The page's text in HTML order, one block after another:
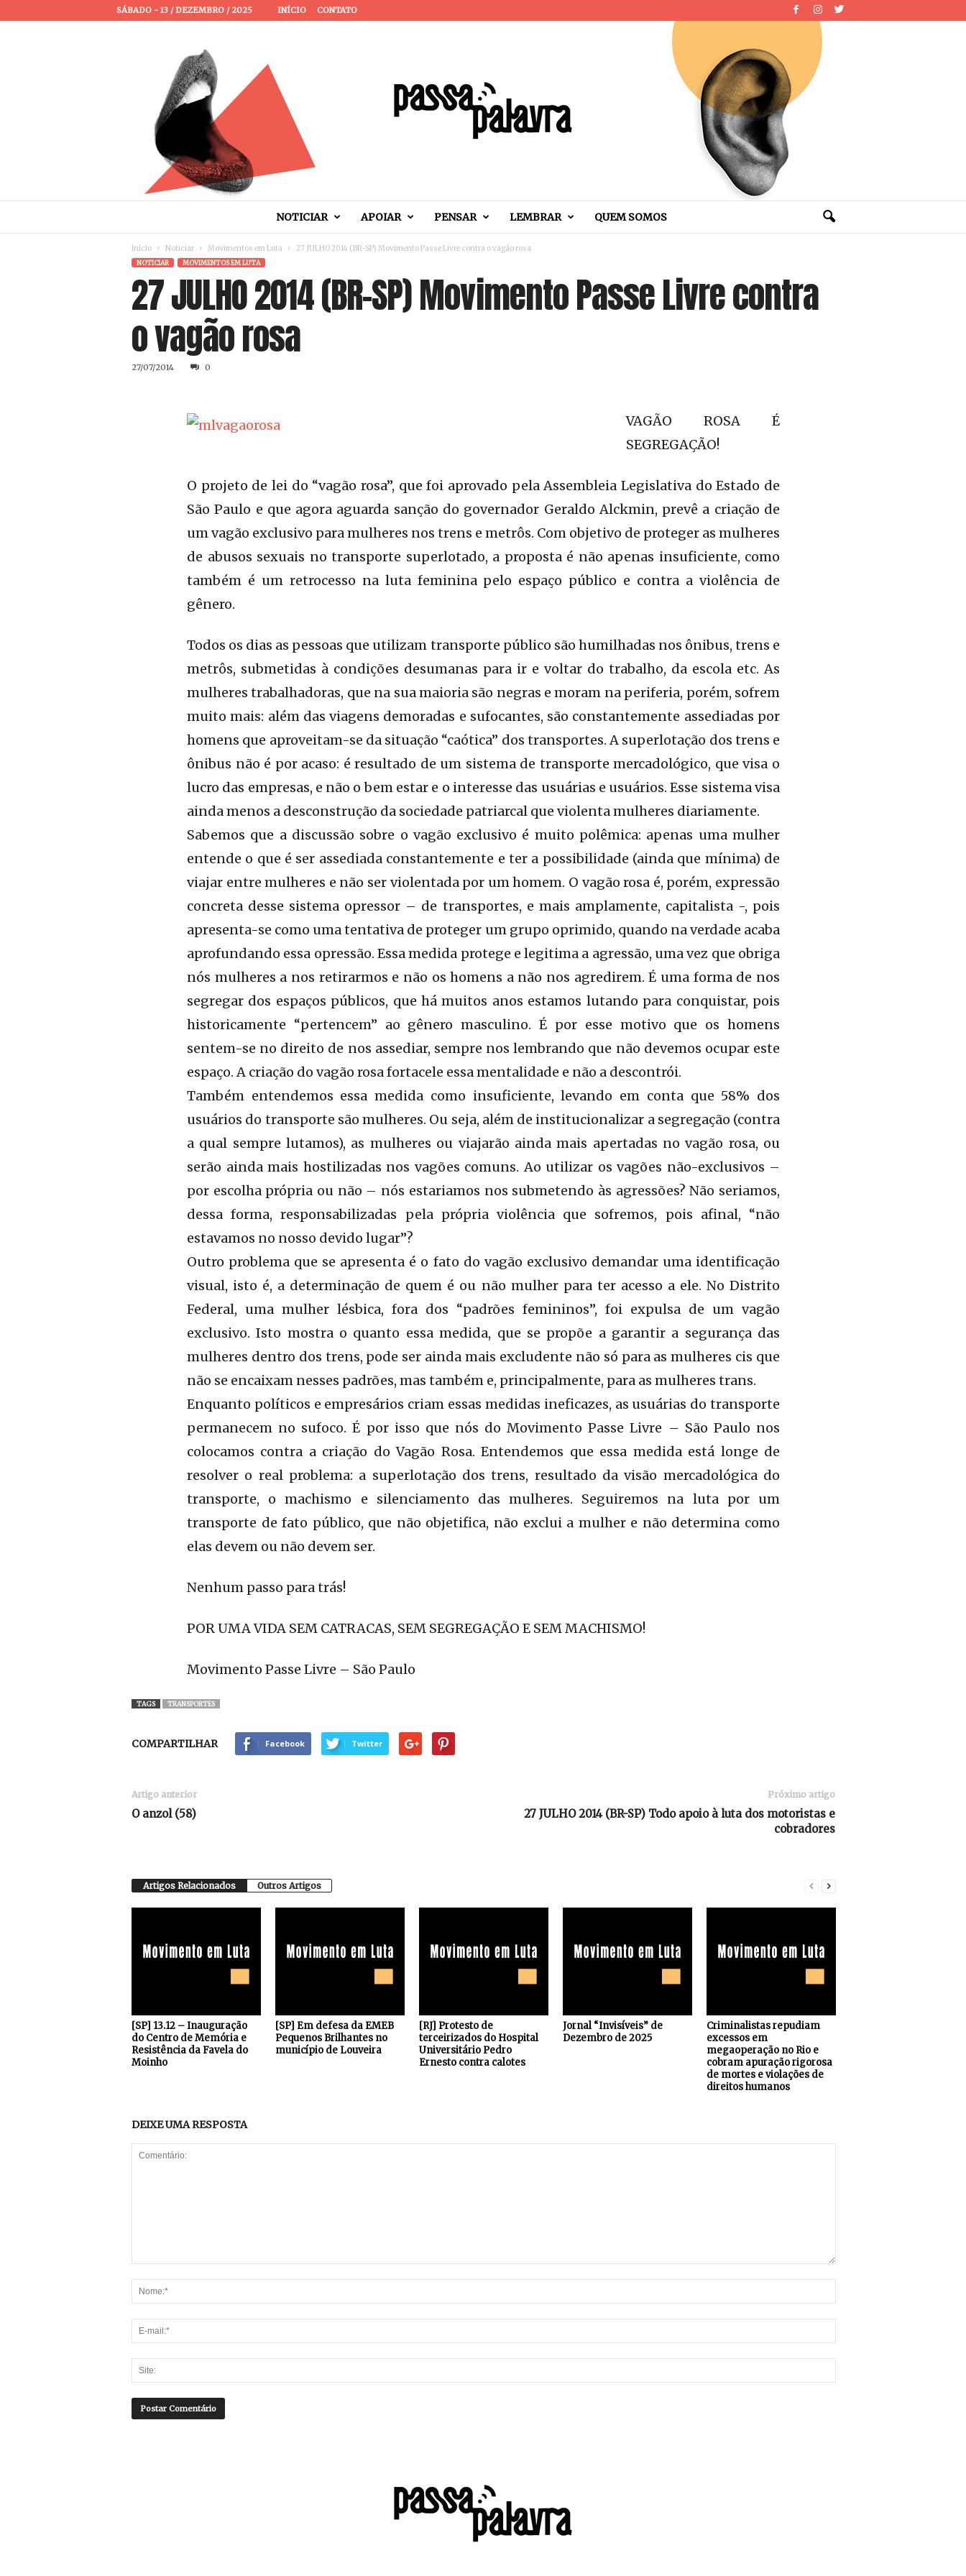
SÁBADO - 13 / DEZEMBRO / 2025 INÍCIO CONTATO
NOTICIAR APOIAR PENSAR LEMBRAR QUEM SOMOS
Início Noticiar Movimentos em Luta 27 JULHO 2014 (BR-SP) Movimento Passe Livre contra o vagão rosa
NOTICIAR MOVIMENTOS EM LUTA
27 JULHO 2014 (BR-SP) Movimento Passe Livre contra
o vagão rosa
27/07/2014 0
VAGÃO ROSA É
SEGREGAÇÃO!
O projeto de lei do “vagão rosa”, que foi aprovado pela Assembleia Legislativa do Estado de
São Paulo e que agora aguarda sanção do governador Geraldo Alckmin, prevê a criação de
um vagão exclusivo para mulheres nos trens e metrôs. Com objetivo de proteger as mulheres
de abusos sexuais no transporte superlotado, a proposta é não apenas insuficiente, como
também é um retrocesso na luta feminina pelo espaço público e contra a violência de
gênero.
Todos os dias as pessoas que utilizam transporte público são humilhadas nos ônibus, trens e
metrôs, submetidas à condições desumanas para ir e voltar do trabalho, da escola etc. As
mulheres trabalhadoras, que na sua maioria são negras e moram na periferia, porém, sofrem
muito mais: além das viagens demoradas e sufocantes, são constantemente assediadas por
homens que aproveitam-se da situação “caótica” dos transportes. A superlotação dos trens e
ônibus não é por acaso: é resultado de um sistema de transporte mercadológico, que visa o
lucro das empresas, e não o bem estar e o interesse das usuárias e usuários. Esse sistema visa
ainda menos a desconstrução da sociedade patriarcal que violenta mulheres diariamente.
Sabemos que a discussão sobre o vagão exclusivo é muito polêmica: apenas uma mulher
entende o que é ser assediada constantemente e ter a possibilidade (ainda que mínima) de
viajar entre mulheres e não ser violentada por um homem. O vagão rosa é, porém, expressão
concreta desse sistema opressor – de transportes, e mais amplamente, capitalista -, pois
apresenta-se como uma tentativa de proteger um grupo oprimido, quando na verdade acaba
aprofundando essa opressão. Essa medida protege e legitima a agressão, uma vez que obriga
nós mulheres a nos retirarmos e não os homens a não nos agredirem. É uma forma de nos
segregar dos espaços públicos, que há muitos anos estamos lutando para conquistar, pois
historicamente “pertencem” ao gênero masculino. É por esse motivo que os homens
sentem-se no direito de nos assediar, sempre nos lembrando que não devemos ocupar este
espaço. A criação do vagão rosa fortacele essa mentalidade e não a descontrói.
Também entendemos essa medida como insuficiente, levando em conta que 58% dos
usuários do transporte são mulheres. Ou seja, além de institucionalizar a segregação (contra
a qual sempre lutamos), as mulheres ou viajarão ainda mais apertadas no vagão rosa, ou
serão ainda mais hostilizadas nos vagões comuns. Ao utilizar os vagões não-exclusivos –
por escolha própria ou não – nós estariamos nos submetendo às agressões? Não seriamos,
dessa forma, responsabilizadas pela própria violência que sofremos, pois afinal, “não
estavamos no nosso devido lugar”?
Outro problema que se apresenta é o fato do vagão exclusivo demandar uma identificação
visual, isto é, a determinação de quem é ou não mulher para ter acesso a ele. No Distrito
Federal, uma mulher lésbica, fora dos “padrões femininos”, foi expulsa de um vagão
exclusivo. Isto mostra o quanto essa medida, que se propõe a garantir a segurança das
mulheres dentro dos trens, pode ser ainda mais excludente não só para as mulheres cis que
não se encaixam nesses padrões, mas também e, principalmente, para as mulheres trans.
Enquanto políticos e empresários criam essas medidas ineficazes, as usuárias do transporte
permanecem no sufoco. É por isso que nós do Movimento Passe Livre – São Paulo nos
colocamos contra a criação do Vagão Rosa. Entendemos que essa medida está longe de
resolver o real problema: a superlotação dos trens, resultado da visão mercadológica do
transporte, o machismo e silenciamento das mulheres. Seguiremos na luta por um
transporte de fato público, que não objetifica, não exclui a mulher e não determina como
elas devem ou não devem ser.
Nenhum passo para trás!
POR UMA VIDA SEM CATRACAS, SEM SEGREGAÇÃO E SEM MACHISMO!
Movimento Passe Livre – São Paulo
TAGS TRANSPORTES
COMPARTILHAR Facebook Twitter
Artigo anterior
O anzol (58)
Próximo artigo
27 JULHO 2014 (BR-SP) Todo apoio à luta dos motoristas e
cobradores
Artigos Relacionados Outros Artigos
[SP] 13.12 – Inauguração
do Centro de Memória e
Resistência da Favela do
Moinho
[SP] Em defesa da EMEB
Pequenos Brilhantes no
município de Louveira
[RJ] Protesto de
terceirizados do Hospital
Universitário Pedro
Ernesto contra calotes
Jornal “Invisíveis” de
Dezembro de 2025
Criminalistas repudiam
excessos em
megaoperação no Rio e
cobram apuração rigorosa
de mortes e violações de
direitos humanos
DEIXE UMA RESPOSTA